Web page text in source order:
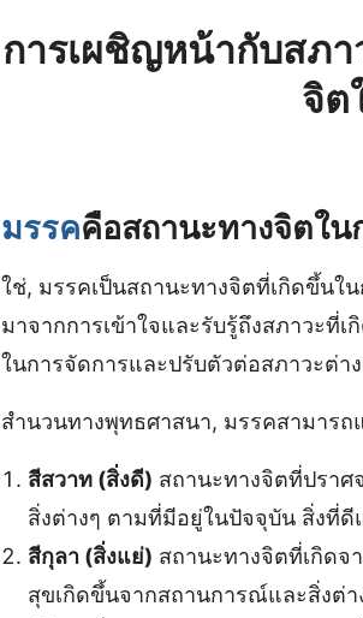
การเผชิญหน้ากับสภ
จิต
มรรคคือสถานะทางจิตใ
ใช่, มรรคเป็นสถานะทางจิตที่เกิดขึ้นใ
มาจากการเข้าใจและรับรู้ถึงสภาวะที่
ในการจัดการและปรับตัวต่อสภาวะต่า
สำนวนทางพุทธศาสนา, มรรคสามารถ
สีสวาท (สิ่งดี) สถานะทางจิตที่ปราศ
สิ่งต่างๆ ตามที่มีอยู่ในปัจจุบัน สิ่งที่
สีกุลา (สิ่งแย่) สถานะทางจิตที่เกิด
สุขเกิดขึ้นจากสถานการณ์และสิ่งต่